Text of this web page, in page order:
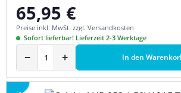
Regulärer Preis:
65,95 €
Preise inkl. MwSt. zzgl. Versandkosten
Sofort lieferbar! Lieferzeit 2-3 Werktage
− + In den